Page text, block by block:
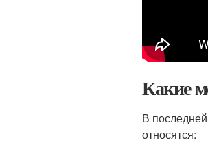
Какие
В
относятся: